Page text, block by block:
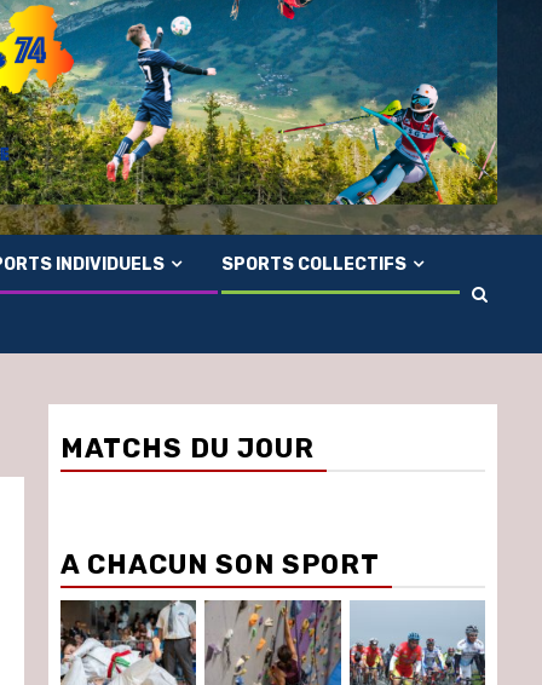
INDIVIDUELS SPORTS COLLECTIFS
MATCHS DU JOUR
A CHACUN SON SPORT